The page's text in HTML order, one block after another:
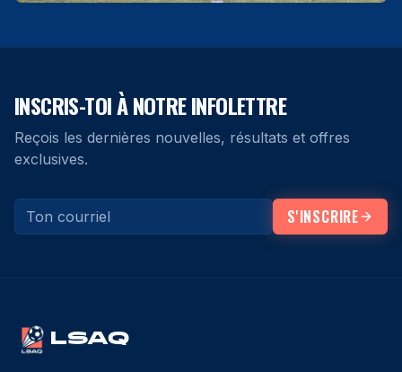
INSCRIS-TOI À NOTRE INFOLETTRE
Reçois les dernières nouvelles, résultats et offres
exclusives.
S'INSCRIRE
LSAQ